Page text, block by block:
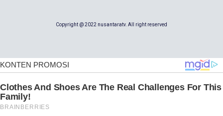
Copyright @ 2022 nusantaratv. All right reserved